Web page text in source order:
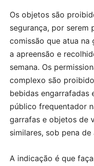
Os objetos são
segurança, por serem
comissão que atua
a apreensão e
semana. Os
complexo são
bebidas engarrafadas
público frequentador
garrafas e objetos de
similares, sob pena
A indicação é que